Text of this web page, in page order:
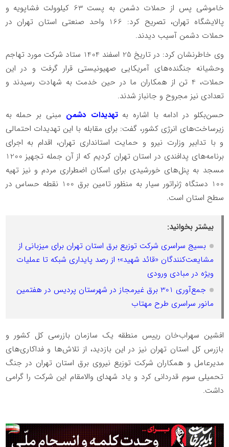
خاموشی پس از حملات دشمن به پست 63 کیلوولت فشاپویه و
پالایشگاه تهران، تصریح کرد: 166 واحد صنعتی استان تهران در
حملات دشمن آسیب دیدند.
️وی خاطرنشان کرد: در تاریخ 25 اسفند 1404 ستاد شرکت مورد تهاجم
وحشیانه جنگنده‌های آمریکایی صهیونیستی قرار گرفت و در این
حملات، 4 تن از همکاران ما در حین خدمت به شهادت رسیدند و
تعدادی نیز مجروح و جانباز شدند.
️حسن‌بکلو در ادامه با اشاره بهتهدیدات دشمن مبنی بر حمله به
زیرساخت‌های انرژی کشور، گفت: برای مقابله با این تهدیدات احتمالی
و با تدابیر وزارت نیرو و حمایت استانداری تهران، اقدام به اجرای
برنامه‌های پدافندی در استان تهران کردیم که از آن جمله تجهیز 1200
مسجد به پنل‌های خورشیدی برای اسکان اضطراری مردم و نیز تهیه
100 دستگاه ژنراتور سیار به منظور تامین برق 100 نقطه حساس در
سطح استان است.
بیشتر بخوانید:
بسیج سراسری شرکت توزیع برق استان تهران برای میزبانی از
مشایعت‌کنندگان «قائد شهید»؛ از رصد پایداری شبکه تا عملیات
ویژه در مبادی ورودی
جمع‌آوری 301 برق غیرمجاز در شهرستان پردیس در هفتمین
مانور سراسری طرح مهتاب
️افشین سهراب‌خان رییس منطقه یک سازمان بازرسی کل کشور و
بازرس کل استان تهران نیز در این بازدید، از تلاش‌ها و فداکاری‌های
مدیرعامل و همکاران شرکت توزیع نیروی برق استان تهران در جنگ
تحمیلی سوم قدردانی کرد و یاد شهدای والامقام این شرکت را گرامی
داشت.